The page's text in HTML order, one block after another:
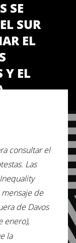
SE
SUR
EL
EL
consultar el
Las
de
de Davos
enero),
la